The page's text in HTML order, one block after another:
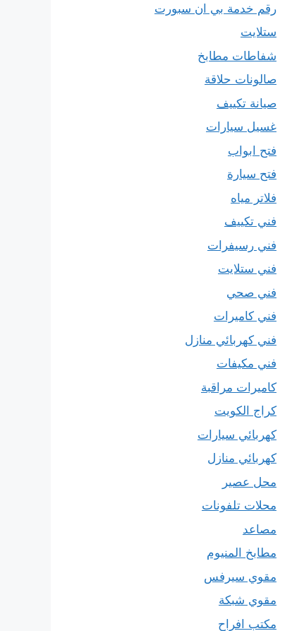
رقم خدمة بي ان سبورت
ستلايت
شفاطات مطابخ
صالونات حلاقة
صيانة تكييف
غسيل سيارات
فتح ابواب
فتح سيارة
فلاتر مياه
فني تكييف
فني رسيفرات
فني ستلايت
فني صحي
فني كاميرات
فني كهربائي منازل
فني مكيفات
كاميرات مراقبة
كراج الكويت
كهربائي سيارات
كهربائي منازل
محل عصير
محلات تلفونات
مصاعد
مطابخ المنيوم
مقوي سيرفس
مقوي شبكة
مكتب افراح